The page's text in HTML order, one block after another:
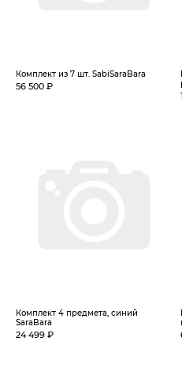
Комплект из 7 шт. SabiSaraBara
56 500 ₽
Комплект 4 предмета, синий
SaraBara
24 499 ₽